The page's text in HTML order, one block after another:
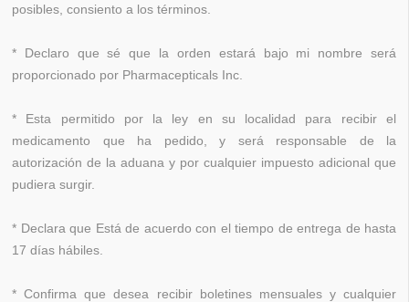
posibles, consiento a los términos.
* Declaro que sé que la orden estará bajo mi nombre será
proporcionado por Pharmacepticals Inc.
* Esta permitido por la ley en su localidad para recibir el
medicamento que ha pedido, y será responsable de la
autorización de la aduana y por cualquier impuesto adicional que
pudiera surgir.
* Declara que Está de acuerdo con el tiempo de entrega de hasta
17 días hábiles.
* Confirma que desea recibir boletines mensuales y cualquier